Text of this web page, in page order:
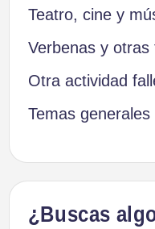
Teatro, cine y
Verbenas y otras
Otra actividad
Temas generales
¿Buscas